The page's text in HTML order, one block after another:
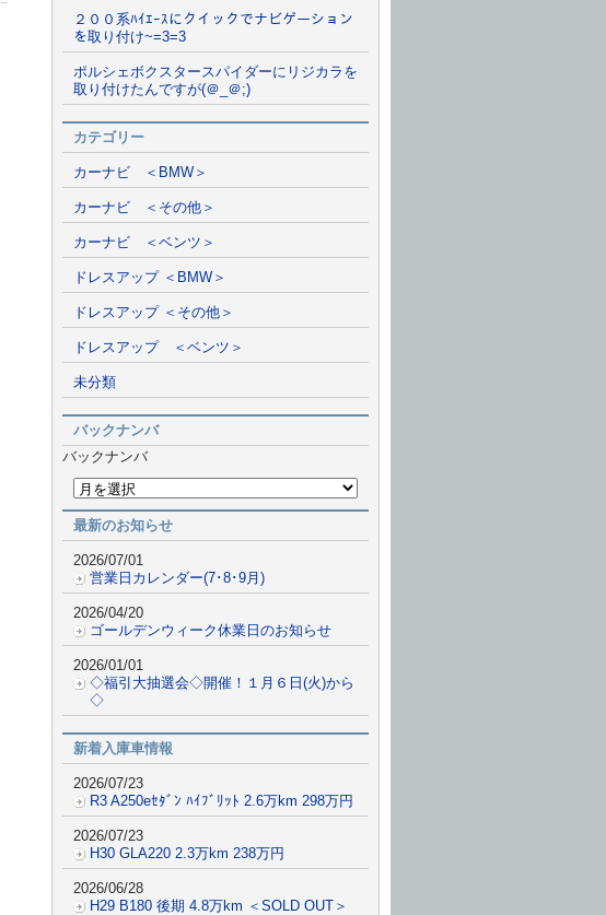
２００系ﾊｲｴｰｽにクイックでナビゲーション
を取り付け~=3=3
ポルシェボクスタースパイダーにリジカラを
取り付けたんですが(＠_＠;)
カテゴリー
カーナビ ＜BMW＞
カーナビ ＜その他＞
カーナビ ＜ベンツ＞
ドレスアップ ＜BMW＞
ドレスアップ ＜その他＞
ドレスアップ ＜ベンツ＞
未分類
バックナンバ
バックナンバ
最新のお知らせ
2026/07/01
営業日カレンダー(7･8･9月)
2026/04/20
ゴールデンウィーク休業日のお知らせ
2026/01/01
◇福引大抽選会◇開催！１月６日(火)から
◇
新着入庫車情報
2026/07/23
R3 A250eｾﾀﾞﾝ ﾊｲﾌﾞﾘｯﾄ 2.6万km 298万円
2026/07/23
H30 GLA220 2.3万km 238万円
2026/06/28
H29 B180 後期 4.8万km ＜SOLD OUT＞